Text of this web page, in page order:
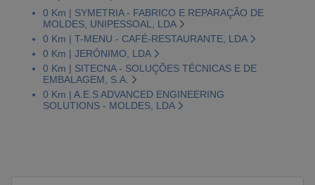
0 Km | SYMETRIA - FABRICO E REPARAÇÃO DE
MOLDES, UNIPESSOAL, LDA
0 Km | T-MENU - CAFÉ-RESTAURANTE, LDA
0 Km | JERÓNIMO, LDA
0 Km | SITECNA - SOLUÇÕES TÉCNICAS E DE
EMBALAGEM, S.A.
0 Km | A.E.S ADVANCED ENGINEERING
SOLUTIONS - MOLDES, LDA